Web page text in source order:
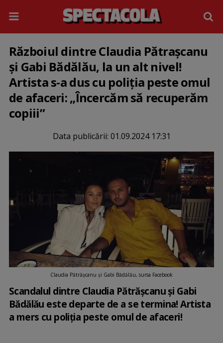
Războiul dintre Claudia Pătrașcanu
și Gabi Bădălău, la un alt nivel!
Artista s-a dus cu poliția peste omul
de afaceri: „Încercăm să recuperăm
copiii”
Data publicării: 01.09.2024 17:31
Claudia Pătrășcanu și Gabi Bădălău, sursa Facebook
Scandalul dintre Claudia Pătrășcanu și Gabi
Bădălău este departe de a se termina! Artista
a mers cu poliția peste omul de afaceri!